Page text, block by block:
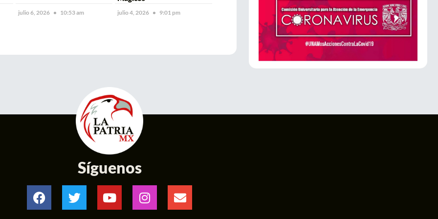
julio 6, 2026 10:53 am julio 4, 2026 9:01 pm
Síguenos